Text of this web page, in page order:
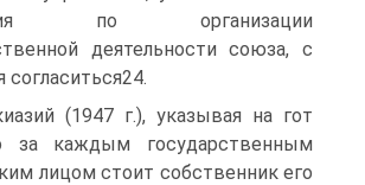
по организации
деятельности союза, с
согласиться24.
(1947 г.), указывая на гот
за каждым государственным
лицом стоит собственник его